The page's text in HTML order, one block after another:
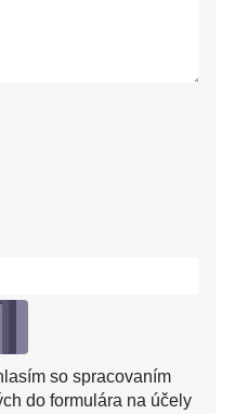
so spracovaním
do formulára na účely